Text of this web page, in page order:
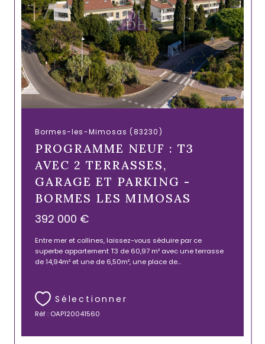
Bormes-les-Mimosas (83230)
PROGRAMME NEUF : T3
AVEC 2 TERRASSES,
GARAGE ET PARKING -
BORMES LES MIMOSAS
392 000 €
Entre mer et collines, laissez-vous séduire par ce
superbe appartement T3 de 60,97 m² avec une terrasse
de 14,94m² et une de 6,50m², une place de...
Sélectionner
Réf : OAP120041560